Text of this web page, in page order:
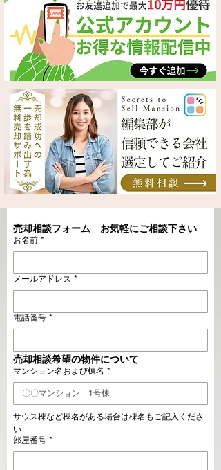
売却相談フォーム　お気軽にご相談下さい
お名前 *
メールアドレス *
電話番号 *
売却相談希望の物件について
マンション名および棟名 *
サウス棟など棟名がある場合は棟名もご記入くださ
い
部屋番号 *